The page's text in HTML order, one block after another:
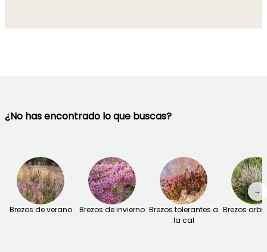
¿No has encontrado lo que buscas?
Brezos de verano Brezos de invierno Brezos tolerantes a
la cal
Brezos
→